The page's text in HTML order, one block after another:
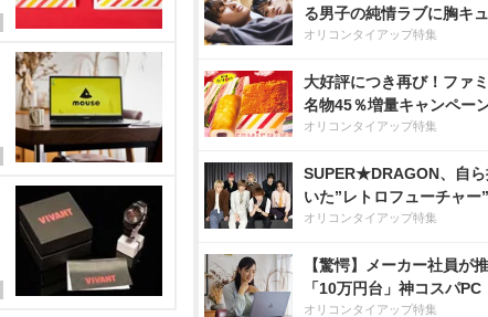
る男子の純情ラブに胸キ
オリコンタイアップ特集
大好評につき再び！ファ
名物45％増量キャンペー
オリコンタイアップ特集
SUPER★DRAGON、自
いた”レトロフューチャー”
オリコンタイアップ特集
【驚愕】メーカー社員が
「10万円台」神コスパPC
オリコンタイアップ特集